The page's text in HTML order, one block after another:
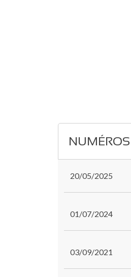
20/05/2025
01/07/2024
03/09/2021